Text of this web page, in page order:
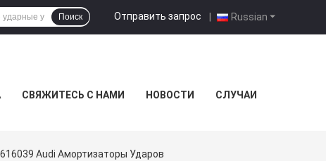
Russian
Отправить запрос |
Поиск
СВЯЖИТЕСЬ С НАМИ НОВОСТИ СЛУЧАИ
Audi Амортизаторы Ударов